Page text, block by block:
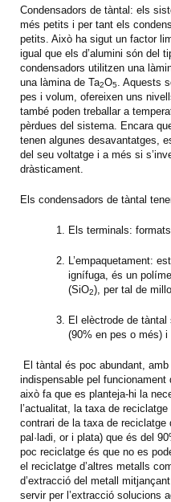
Condensadors de tàntal: els
més petits i per tant els
petits. Això ha sigut un factor
igual que els d’alumini són del
condensadors utilitzen una
una làmina de Ta2O5. Aquests
pes i volum, ofereixen uns
també poden treballar a
pèrdues del sistema. Encara
tenen algunes desavantatges,
del seu voltatge i a més si
dràsticament.
Els condensadors de tàntal
Els terminals:
L’empaquetament:
ignífuga, és un
(SiO2), per tal de
El elèctrode de
(90% en pes o més)
El tàntal és poc abundant,
indispensable pel
això fa que es planteja-hi la
l’actualitat, la taxa de
contrari de la taxa de
pal·ladi, or i plata) que és del
poc reciclatge és que no es
el reciclatge d’altres metalls
d’extracció del metall
servir per l’extracció solucions